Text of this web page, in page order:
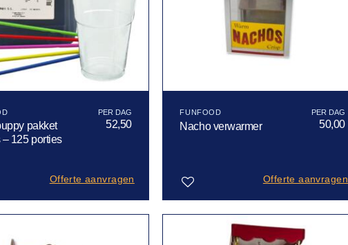
pakket
– 125 porties
52,50
Offerte aanvragen
FUNFOOD
Nacho verwarmer 50,00
Offerte aanvragen